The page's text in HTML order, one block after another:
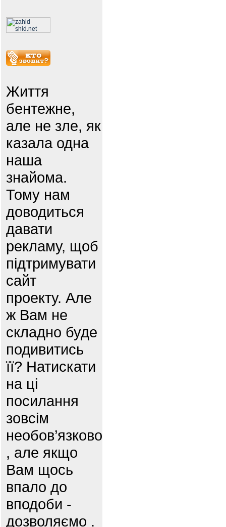
Життя
бентежне,
але не зле, як
казала одна
наша
знайома.
Тому нам
доводиться
давати
рекламу, щоб
підтримувати
сайт
проекту. Але
ж Вам не
складно буде
подивитись
її? Натискати
на ці
посилання
зовсім
необов’язково
, але якщо
Вам щось
впало до
вподоби -
дозволяємо .